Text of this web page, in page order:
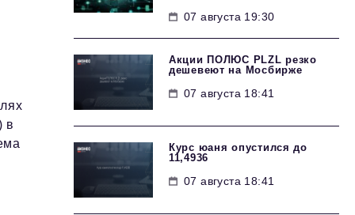
в
07 августа 19:30
Акции ПОЛЮС PLZL резко
дешевеют на Мосбирже
07 августа 18:41
Курс юаня опустился до
11,4936
07 августа 18:41